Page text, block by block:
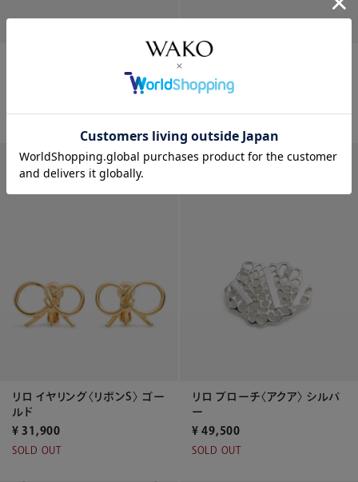
リロ ピアス〈リボンS〉 ゴール
SOLD OUT
リロ イヤリング〈リボンS〉 シル
¥ 31,900
SOLD OUT
リロ イヤリング〈リボンS〉 ゴー
ルド
¥ 31,900
SOLD OUT
リロ ブローチ〈アクア〉 シルバ
ー
¥ 49,500
SOLD OUT